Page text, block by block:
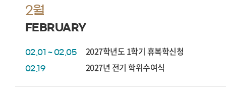
2월
FEBRUARY
02.01 ~ 02.05 2027학년도 1학기 휴복학신청
02.19 2027년 전기 학위수여식